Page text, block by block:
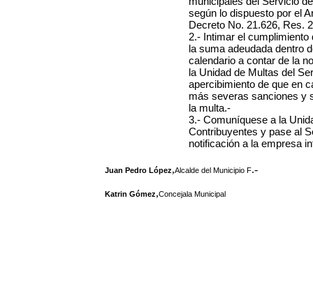
según lo dispuesto por el
Decreto No. 21.626, Res.
2.- Intimar el
la suma adeudada dentro
calendario a contar de la
la Unidad de Multas del
apercibimiento de que en
más severas sanciones y
la multa.-
3.- Comuníquese a la
Contribuyentes y pase al
notificación a la empresa
Juan Pedro López,Alcalde del Municipio F.-
Katrin Gómez,Concejala Municipal